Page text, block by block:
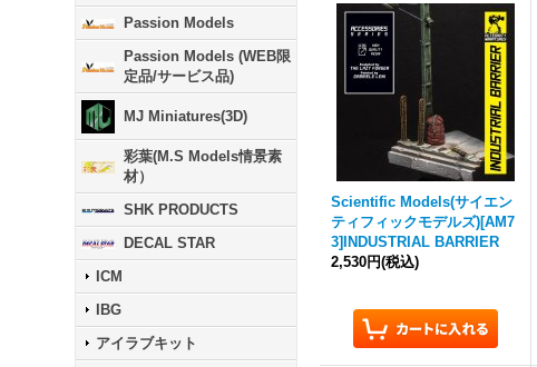
Passion Models
Passion Models (WEB限
定品/サービス品)
MJ Miniatures(3D)
彩葉(M.S Models情景素
材）
SHK PRODUCTS
DECAL STAR
ICM
IBG
アイラブキット
Scientific Models(サイエン
ティフィックモデルズ)[AM7
3]INDUSTRIAL BARRIER
2,530円(税込)